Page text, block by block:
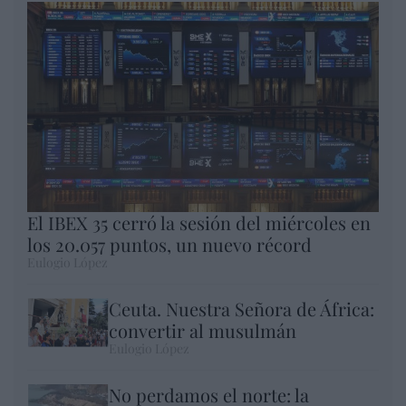
El IBEX 35 cerró la sesión del miércoles en
los 20.057 puntos, un nuevo récord
Ceuta. Nuestra Señora de África:
convertir al musulmán
No perdamos el norte: la